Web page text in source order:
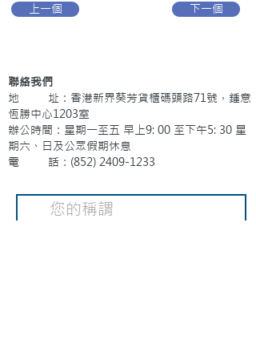
上一個 下一個
聯絡我們
地 址：香港新界葵芳貨櫃碼頭路71號，鍾意
恆勝中心1203室
辦公時間：星期一至五 早上9: 00 至下午5: 30 星
期六、日及公眾假期休息
電 話：(852) 2409-1233